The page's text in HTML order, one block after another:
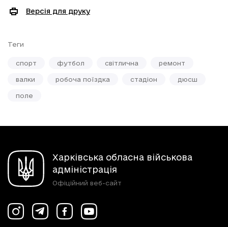
Версія для друку
Теги
спорт футбол світлична ремонт
валки робоча поїздка стадіон дюсш
поле
Харківська обласна військова
адміністрація
Офіційний веб-сайт